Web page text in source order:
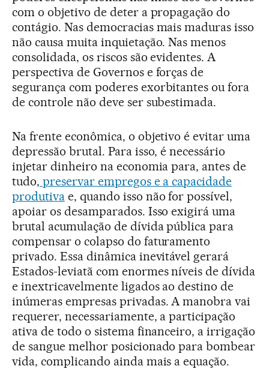
com o objetivo de deter a propagação do
contágio. Nas democracias mais maduras isso
não causa muita inquietação. Nas menos
consolidada, os riscos são evidentes. A
perspectiva de Governos e forças de
segurança com poderes exorbitantes ou fora
de controle não deve ser subestimada.
Na frente econômica, o objetivo é evitar uma
depressão brutal. Para isso, é necessário
injetar dinheiro na economia para, antes de
tudo, preservar empregos e a capacidade
produtivae, quando isso não for possível,
apoiar os desamparados. Isso exigirá uma
brutal acumulação de dívida pública para
compensar o colapso do faturamento
privado. Essa dinâmica inevitável gerará
Estados-leviatã com enormes níveis de dívida
e inextricavelmente ligados ao destino de
inúmeras empresas privadas. A manobra vai
requerer, necessariamente, a participação
ativa de todo o sistema financeiro, a irrigação
de sangue melhor posicionado para bombear
vida, complicando ainda mais a equação.